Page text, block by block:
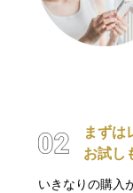
まずは
お試し
いきなりの購入